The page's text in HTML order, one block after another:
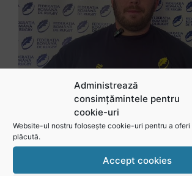
Administrează
consimțămintele pentru
cookie-uri
Website-ul nostru folosește cookie-uri pentru a oferi
plăcută.
Accept cookies